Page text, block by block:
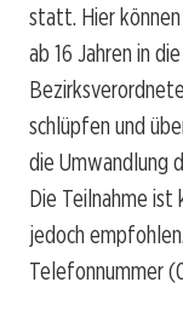
statt. Hier
ab 16 Jahren in
schlüpfen und
die Umwandlung
Die Teilnahme ist
jedoch
Telefonnummer